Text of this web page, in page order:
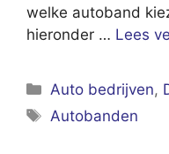
welke autoband
hieronder … Lees
Categorieën
Auto bedrijven,
Tags
Autobanden